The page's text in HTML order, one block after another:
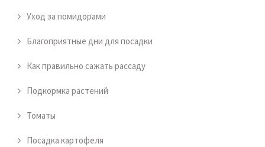
Уход за помидорами
Благоприятные дни для посадки
Как правильно сажать рассаду
Подкормка растений
Томаты
Посадка картофеля